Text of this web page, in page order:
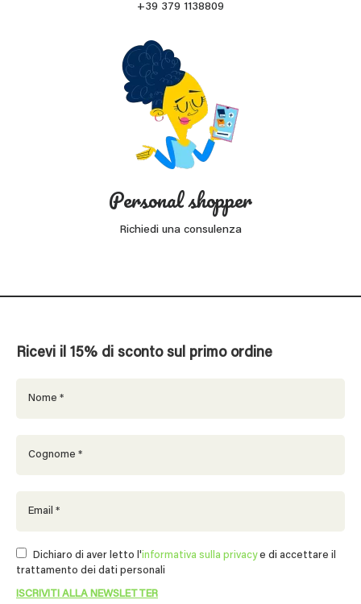
+39 379 1138809
Personal shopper
Richiedi una consulenza
Ricevi il 15% di sconto sul primo ordine
Dichiaro di aver letto l'informativa sulla privacye di accettare il
trattamento dei dati personali